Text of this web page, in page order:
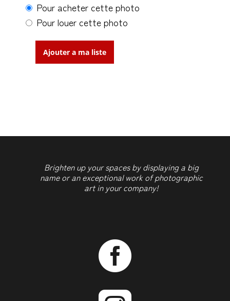
Pour acheter cette photo
Pour louer cette photo
quantitéAjouter a ma liste
Brighten up your spaces by displaying a big
name or an exceptional work of photographic
art in your company!
